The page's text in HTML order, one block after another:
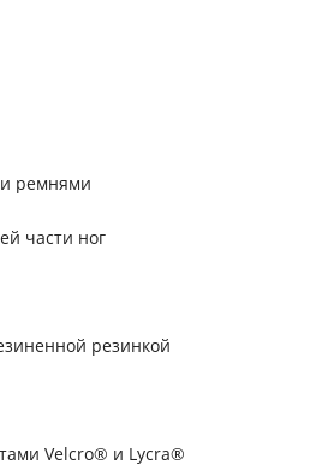
ремнями
части ног
резинкой
Velcro® и Lycra®